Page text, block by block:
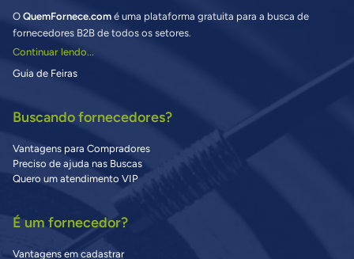
O QuemFornece.com é uma plataforma gratuita para a busca de
fornecedores B2B de todos os setores.
Continuar lendo...
Guia de Feiras
Buscando fornecedores?
Vantagens para Compradores
Preciso de ajuda nas Buscas
Quero um atendimento VIP
É um fornecedor?
Vantagens em cadastrar